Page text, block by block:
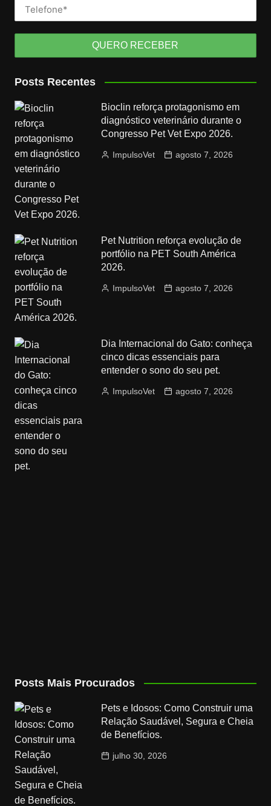
Posts Recentes
Bioclin reforça protagonismo em
diagnóstico veterinário durante o
Congresso Pet Vet Expo 2026.
ImpulsoVet agosto 7, 2026
Pet Nutrition reforça evolução de
portfólio na PET South América
2026.
ImpulsoVet agosto 7, 2026
Dia Internacional do Gato: conheça
cinco dicas essenciais para
entender o sono do seu pet.
ImpulsoVet agosto 7, 2026
Posts Mais Procurados
Pets e Idosos: Como Construir uma
Relação Saudável, Segura e Cheia
de Benefícios.
julho 30, 2026